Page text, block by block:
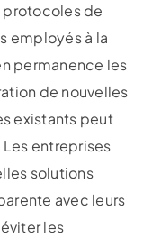
protocoles de
employés à la
permanence les
de nouvelles
existants peut
entreprises
solutions
avec leurs
les